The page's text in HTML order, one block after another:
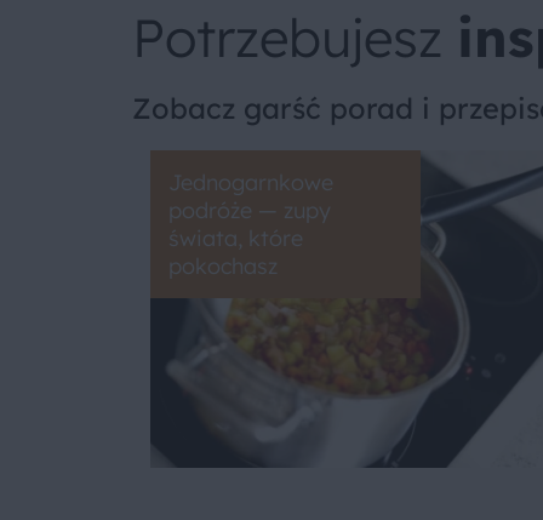
Potrzebujesz
Zobacz garść porad i
Jednogarnkowe
podróże — zupy
świata, które
pokochasz